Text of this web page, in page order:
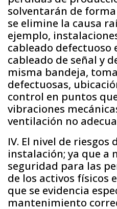
solventarán de
se elimine la causa
ejemplo,
cableado defectuoso
cableado de señal y
misma bandeja,
defectuosas,
control en puntos
vibraciones
ventilación no
IV. El nivel de riesgos
instalación; ya que a
seguridad para las
de los activos físicos
que se evidencia
mantenimiento